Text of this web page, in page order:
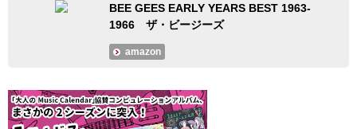
BEE GEES EARLY YEARS BEST 1963-
1966 ザ・ビージーズ
amazon